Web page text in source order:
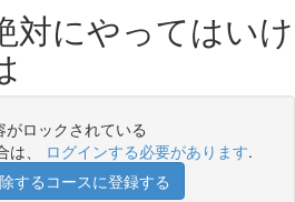
にやってはいけ
がロックされている
は、 ログインする必要があります.
するコースに登録する